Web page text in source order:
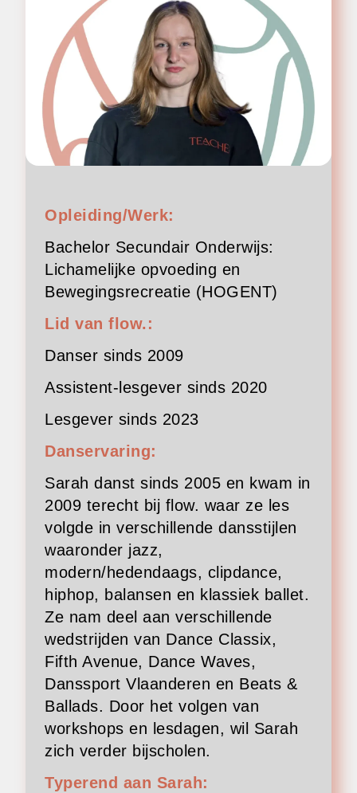
Opleiding/Werk:
Bachelor Secundair Onderwijs:
Lichamelijke opvoeding en
Bewegingsrecreatie (HOGENT)
Lid van flow.:
Danser sinds 2009
Assistent-lesgever sinds 2020
Lesgever sinds 2023
Danservaring:
Sarah danst sinds 2005 en kwam in
2009 terecht bij flow. waar ze les
volgde in verschillende dansstijlen
waaronder jazz,
modern/hedendaags, clipdance,
hiphop, balansen en klassiek ballet.
Ze nam deel aan verschillende
wedstrijden van Dance Classix,
Fifth Avenue, Dance Waves,
Danssport Vlaanderen en Beats &
Ballads. Door het volgen van
workshops en lesdagen, wil Sarah
zich verder bijscholen.
Typerend aan Sarah: